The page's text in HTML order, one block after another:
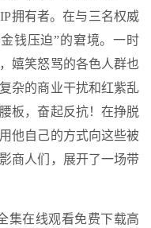
拥有者。在与三名权威
钱压迫”的窘境。一时
嬉笑怒骂的各色人群也
杂的商业干扰和红紫乱
板，奋起反抗！在挣脱
他自己的方式向这些被
商人们，展开了一场带
集在线观看免费下载高